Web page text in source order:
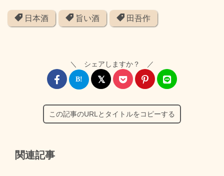
日本酒 旨い酒 田吾作
＼ シェアしますか？ ／
この記事のURLとタイトルをコピーする
関連記事